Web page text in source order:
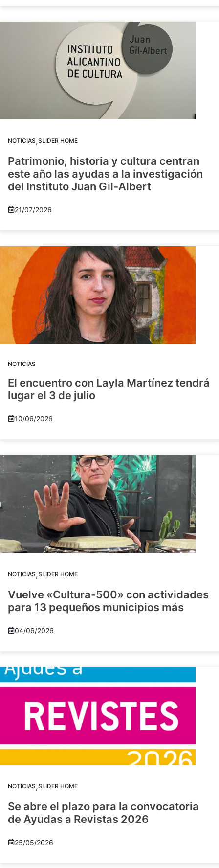
NOTICIAS,SLIDER HOME
Patrimonio, historia y cultura centran
este año las ayudas a la investigación
del Instituto Juan Gil-Albert
21/07/2026
NOTICIAS
El encuentro con Layla Martínez tendrá
lugar el 3 de julio
10/06/2026
NOTICIAS,SLIDER HOME
Vuelve «Cultura-500» con actividades
para 13 pequeños municipios más
04/06/2026
NOTICIAS,SLIDER HOME
Se abre el plazo para la convocatoria
de Ayudas a Revistas 2026
25/05/2026